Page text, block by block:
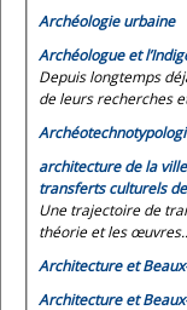
Archéologie urbaine
Archéologue et
Depuis longtemps
de leurs recherches
architecture de la
Une trajectoire de
théorie et les
Architecture et
Architecture et